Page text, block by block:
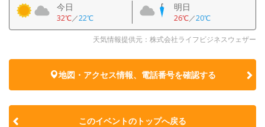
今日
32℃／22℃
明日
26℃／20℃
天気情報提供元：株式会社ライフビジネスウェザー
地図・アクセス情報、電話番号を確認する
このイベントのトップへ戻る